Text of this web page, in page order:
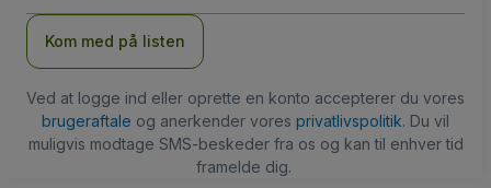
Kom med på listen
Ved at logge ind eller oprette en konto accepterer du vores
brugeraftale og anerkender vores privatlivspolitik. Du vil
muligvis modtage SMS-beskeder fra os og kan til enhver tid
framelde dig.